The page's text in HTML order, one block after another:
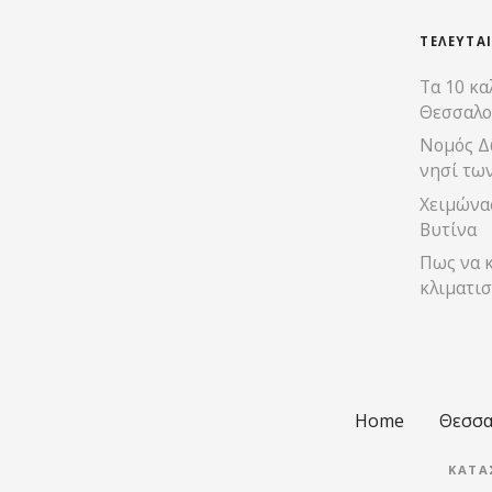
Τα 10
Νομός
νησί
Βυτίνα
Πως να
Home